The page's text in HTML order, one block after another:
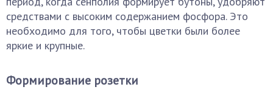
средствами с высоким содержанием фосфора. Это
необходимо для того, чтобы цветки были более
яркие и крупные.
Формирование розетки